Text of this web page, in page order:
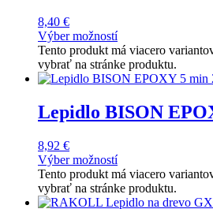
8,40 €
Výber možností
Tento produkt má viacero
vybrať na stránke produktu.
Lepidlo BISON
8,92 €
Výber možností
Tento produkt má viacero
vybrať na stránke produktu.